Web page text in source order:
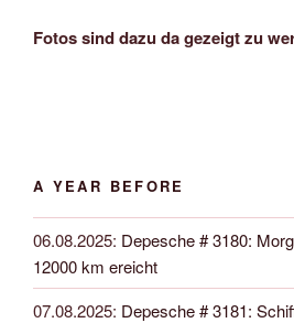
Fotos sind dazu da gezeigt zu
A YEAR BEFORE
06.08.2025: Depesche # 3180:
12000 km ereicht
07.08.2025: Depesche # 3181: